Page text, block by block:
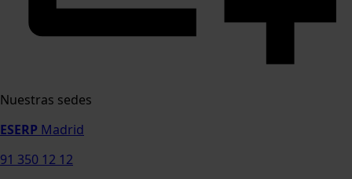
Nuestras sedes
ESERP Madrid
91 350 12 12